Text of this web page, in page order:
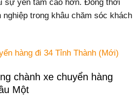
sự yên tâm cao hơn. Đồng thời
trong khâu chăm sóc khách
hàng đi 34 Tỉnh Thành (Mới)
chành xe chuyển hàng
Một